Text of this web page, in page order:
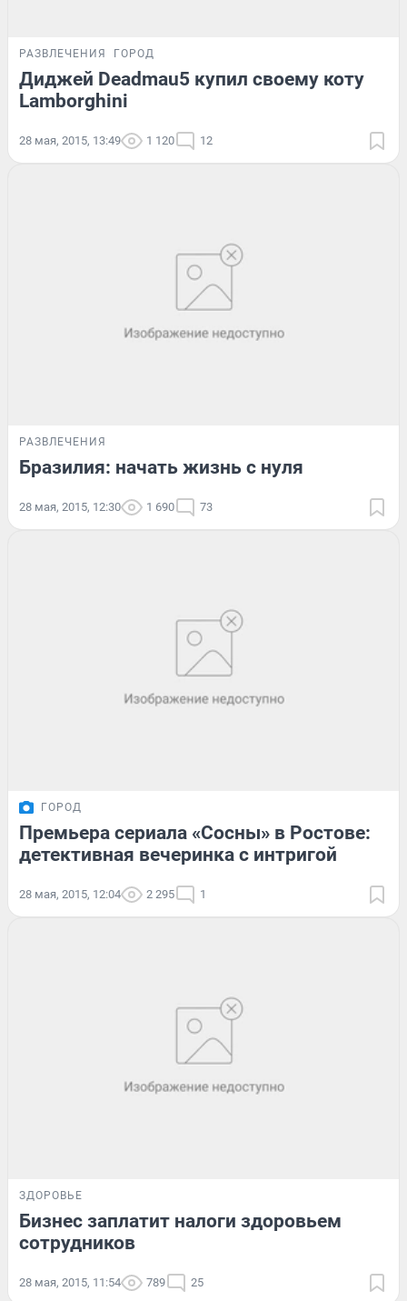
РАЗВЛЕЧЕНИЯ ГОРОД
Диджей Deadmau5 купил своему коту
Lamborghini
28 мая, 2015, 13:49 1 120 12
РАЗВЛЕЧЕНИЯ
Бразилия: начать жизнь с нуля
28 мая, 2015, 12:30 1 690 73
ГОРОД
Премьера сериала «Сосны» в Ростове:
детективная вечеринка с интригой
28 мая, 2015, 12:04 2 295 1
ЗДОРОВЬЕ
Бизнес заплатит налоги здоровьем
сотрудников
28 мая, 2015, 11:54 789 25